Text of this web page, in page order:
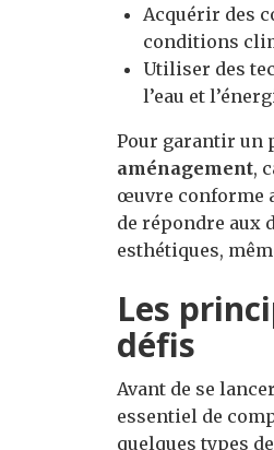
Acquérir des
conditions
Utiliser des
l’eau et
Pour garantir un
aménagement,
œuvre conforme
de répondre aux
esthétiques,
Les
défis
Avant de se
essentiel de
quelques types